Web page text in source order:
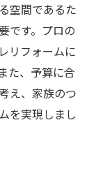
空間であるた
です。プロの
リフォームに
た、予算に合
え、家族のつ
を実現しまし